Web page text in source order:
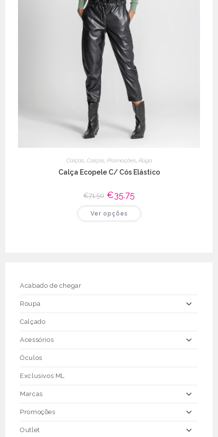
Calças, Calças, Promoções, Rüga
Calça Ecopele C/ Cós Elástico
€71.50 O
preço
original
era:
€71.50.
€35.75
atual
€35.75.
Ver opções
product
Acabado de chegar
Roupa
Calçado
Acessórios
Óculos
Exclusivos ML
Marcas
Promoções
Outlet